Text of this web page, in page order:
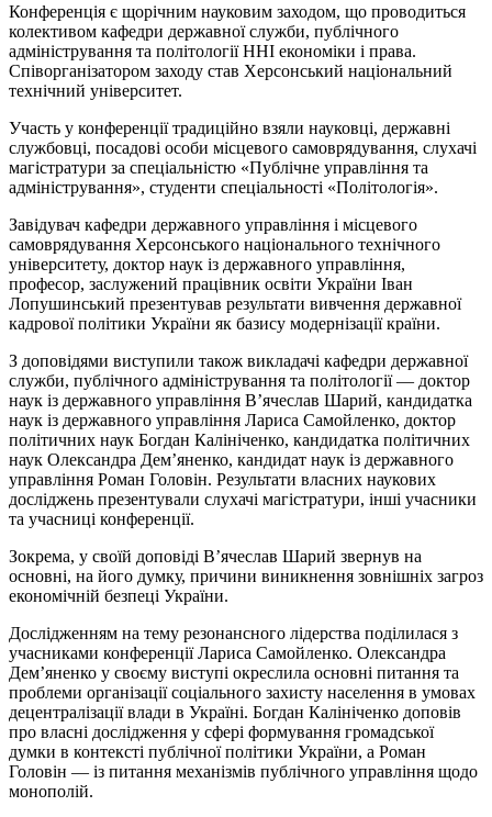
Конференція є щорічним науковим заходом, що проводиться
колективом кафедри державної служби, публічного
адміністрування та політології ННІ економіки і права.
Співорганізатором заходу став Херсонський національний
технічний університет.
Участь у конференції традиційно взяли науковці, державні
службовці, посадові особи місцевого самоврядування, слухачі
магістратури за спеціальністю «Публічне управління та
адміністрування», студенти спеціальності «Політологія».
Завідувач кафедри державного управління і місцевого
самоврядування Херсонського національного технічного
університету, доктор наук із державного управління,
професор, заслужений працівник освіти України Іван
Лопушинський презентував результати вивчення державної
кадрової політики України як базису модернізації країни.
З доповідями виступили також викладачі кафедри державної
служби, публічного адміністрування та політології — доктор
наук із державного управління В’ячеслав Шарий, кандидатка
наук із державного управління Лариса Самойленко, доктор
політичних наук Богдан Калініченко, кандидатка політичних
наук Олександра Дем’яненко, кандидат наук із державного
управління Роман Головін. Результати власних наукових
досліджень презентували слухачі магістратури, інші учасники
та учасниці конференції.
Зокрема, у своїй доповіді В’ячеслав Шарий звернув на
основні, на його думку, причини виникнення зовнішніх загроз
економічній безпеці України.
Дослідженням на тему резонансного лідерства поділилася з
учасниками конференції Лариса Самойленко. Олександра
Дем’яненко у своєму виступі окреслила основні питання та
проблеми організації соціального захисту населення в умовах
децентралізації влади в Україні. Богдан Калініченко доповів
про власні дослідження у сфері формування громадської
думки в контексті публічної політики України, а Роман
Головін — із питання механізмів публічного управління щодо
монополій.